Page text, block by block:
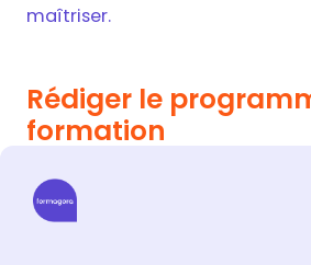
maîtriser.
Rédiger le
formation